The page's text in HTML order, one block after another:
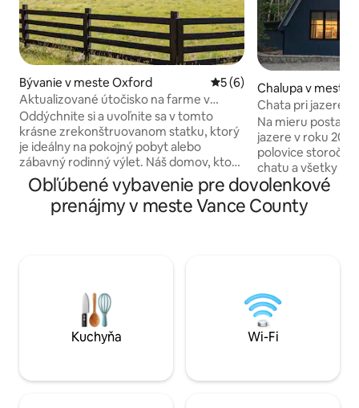
Bývanie v meste Oxford Priemerné ohodnotenie 5
5 (6)
Aktualizované útočisko na farme v
blízkosti jazera Kerr
Oddýchnite si a uvoľnite sa v tomto
krásne zrekonštruovanom statku, ktorý
je ideálny na pokojný pobyt alebo
zábavný rodinný výlet. Náš domov, ktorý
sa nachádza na funkčnej farme na
adrese 5101 Stagecoach Rd, Oxford, NC
27565, spája rustikálne čaro s moderným
výhľadom na farmu, pripravte si svoje
obľúbené jedlá v plne vybavenej kuchyni
alebo si po dni plnom dobrodružstiev
oddýchnite v útulných obývacích
objavovanie, len kúsok odtiaľto nájdete
Chalupa v meste
unty
Chata pri jazere v
prístavisko pre
Na mieru
jazere v roku
polovice storočia.
chatu a všetky
pobyt a hru. V
je vaše vlastné
kotviská pre lode)
betónový
Solostove, NOVÁ
terasy, plynový
Hračky
stoličky.
Obľúbené vybavenie pre dovolenkové
prenájmy v meste Vance County
Kuchyňa Wi-Fi